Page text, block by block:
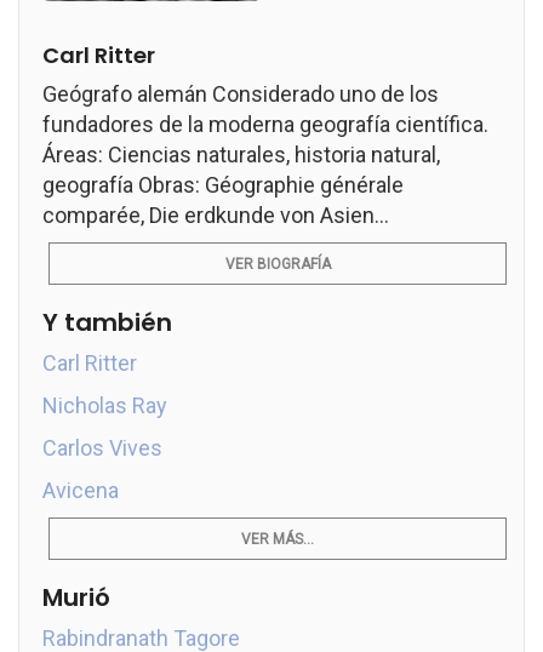
Carl Ritter
Geógrafo alemán Considerado uno de los
fundadores de la moderna geografía científica.
Áreas: Ciencias naturales, historia natural,
geografía Obras: Géographie générale
comparée, Die erdkunde von Asien...
VER BIOGRAFÍA
Y también
Carl Ritter
Nicholas Ray
Carlos Vives
Avicena
VER MÁS...
Murió
Rabindranath Tagore